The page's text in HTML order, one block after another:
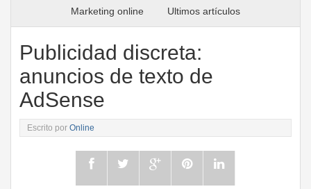
Marketing online Ultimos artículos
Publicidad discreta:
anuncios de texto de
AdSense
Escrito porOnline